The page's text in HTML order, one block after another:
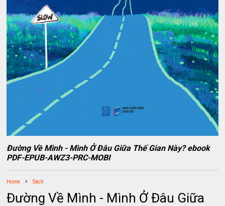
Đường Về Mình - Mình Ở Đâu Giữa Thế Gian Này? ebook
PDF-EPUB-AWZ3-PRC-MOBI
Home Sách
Đường Về Mình - Mình Ở Đâu Giữa